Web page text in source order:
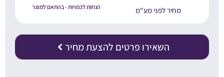
מחיר לפני מע"מ
הנחות לכמויות - בהתאם למוצר
השאירו פרטים להצעת מחיר